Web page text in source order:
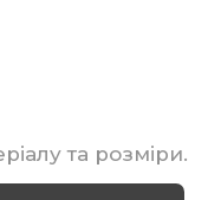
та розміри.